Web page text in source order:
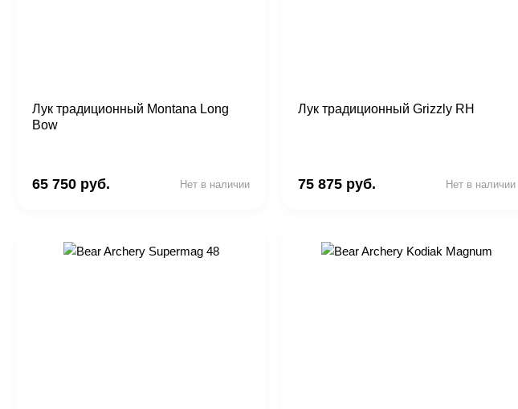
Лук традиционный Montana Long
Bow
65 750 руб. Нет в наличии
Лук традиционный Grizzly RH
75 875 руб. Нет в наличии